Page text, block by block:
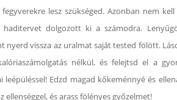
lesz szükséged. Azonban nem
dolgozott ki a számodra.
vissza az uralmat saját tested fölött.
nélkül, és felejtsd el a
Edzd magad kőkeménnyé és
és arass fölényes győzelmet!